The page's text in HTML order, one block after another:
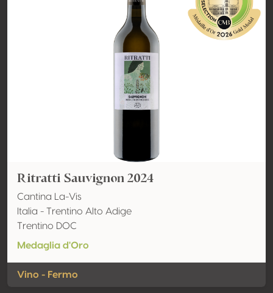
Ritratti Sauvignon 2024
Cantina La-Vis
Italia - Trentino Alto Adige
Trentino DOC
Medaglia d'Oro
Vino - Fermo